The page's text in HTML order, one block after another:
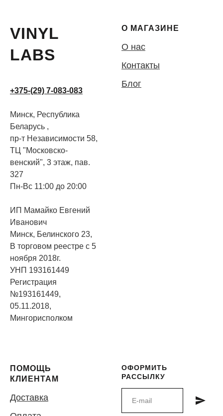
VINYL
LABS
+375-(29) 7-083-083
Минск, Республика
Беларусь ,
пр-т Независимости 58,
ТЦ "Московско-
венский", 3 этаж, пав.
327
Пн-Вс 11:00 до 20:00
ИП Мамайко Евгений
Иванович
Минск, Белинского 23,
В торговом реестре с 5
ноября 2018г.
УНП 193161449
Регистрация
№193161449,
05.11.2018,
Мингорисполком
О МАГАЗИНЕ
О нас
Контакты
Блог
ПОМОЩЬ
КЛИЕНТАМ
Доставка
ОФОРМИТЬ
РАССЫЛКУ